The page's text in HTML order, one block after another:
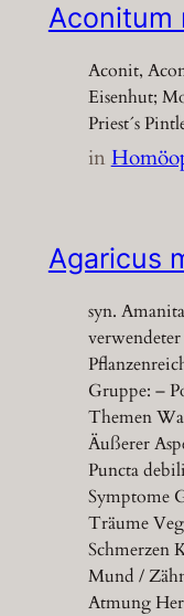
Aconitum
Aconit,
Eisenhut;
Priest´s
in
Agaricus
syn.
Gruppe: –
Themen
Äußerer
Puncta
Symptome
Träume
Schmerzen
Mund /
Atmung